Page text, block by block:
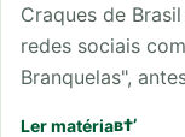
Craques de
redes sociais
Branquelas",
Ler matéria